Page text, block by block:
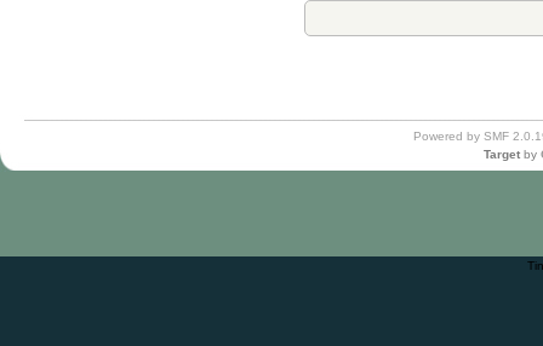
Powered by SMF
Target by